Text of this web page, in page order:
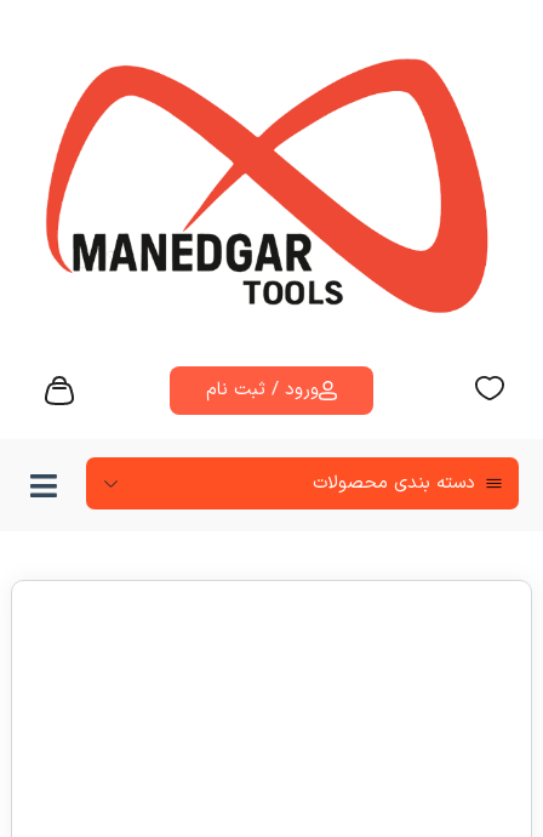
ورود / ثبت نام
دسته‌ بندی محصولات